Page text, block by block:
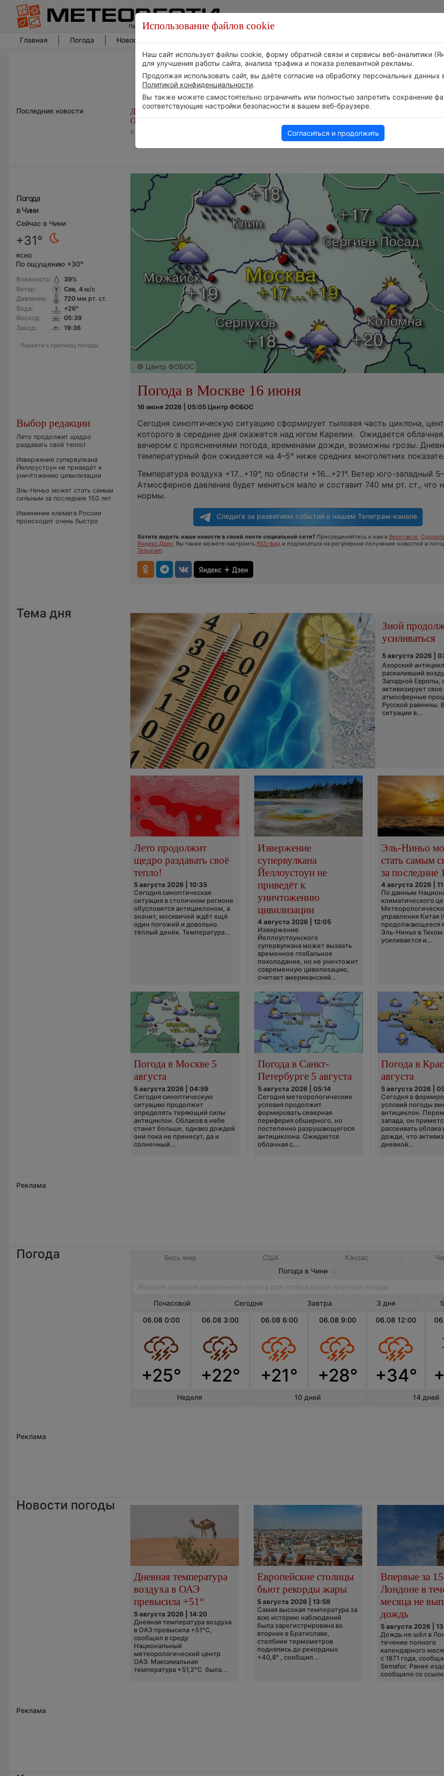
Главная Погода Новости погоды
Последние новости
Дневная температура воздуха в
ОАЭ превысила +51°
5 августа 2026 | 17:20
Европейские столицы бьют
рекорды жары
5 августа 2026 | 16:59
в течение месяца
5 августа 2026 | 16:41
Погода
в Чини
Сейчас в Чини
+31°
ясно
По ощущению +30°
Влажность:
Ветер:
Давление:
Вода:
Восход:
Заход:
39%
Сев, 4м/с
720мм рт. ст.
+26°
05:39
19:36
Перейти к прогнозу погоды
Выбор редакции
Лето продолжит щедро
раздавать своё тепло!
Извержение супервулкана
Йеллоустоун не приведёт к
уничтожению цивилизации
Эль-Ниньо может стать самым
сильным за последние 150 лет
Изменение климата России
происходит очень быстро
© Центр ФОБОС
Погода в Москве 16 июня
16 июня 2026 | 05:05 Центр ФОБОС
Сегодня синоптическую ситуацию сформирует тыловая часть циклона,
которого в середине дня окажется над югом Карелии. Ожидается
вечером с прояснениями погода, временами дожди, возможны грозы.
температурный фон ожидается на 4–5° ниже средних многолетних
Температура воздуха +17…+19°, по области +16…+21°. Ветер юго-западный
Атмосферное давление будет меняться мало и составит 740 мм рт. ст., что
нормы.
Следите за развитием событий в нашем Телеграм-канале
Хотите видеть наши новости в своей ленте социальной сети?Присоединяйтесь к нам в Вконтакте
Яндекс.Дзен. Вы также можете настроить RSS-фид и подписаться на регулярное получение новостей и
Telegram.
Тема дня
Зной
усиливаться
5 августа 2026 |
Азорский
раскаливший
Западной Европы,
активизирует
атмосферные
Русской равнины.
ситуации в...
Лето продолжит
щедро раздавать своё
тепло!
5 августа 2026 | 10:35
Сегодня синоптическая
ситуация в столичном регионе
обусловится антициклоном, а
значит, москвичей ждёт ещё
один погожий и довольно
тёплый денёк. Температура...
Извержение
супервулкана
Йеллоустоун не
приведёт к
уничтожению
цивилизации
4 августа 2026 | 12:05
Извержение
Йеллоустоунского
супервулкана может вызвать
временное глобальное
похолодание, но не уничтожит
современную цивилизацию,
считает американский...
Эль-Ниньо
стать самым
за последние
4 августа 2026 |
По данным
климатического
управления Китая
продолжающееся
Эль-Ниньо в Тихом
усиливается и...
Погода в Москве 5
августа
5 августа 2026 | 04:59
Сегодня синоптическую
ситуацию продолжит
определять теряющий силы
антициклон. Облаков в небе
станет больше, однако дождей
они пока не принесут, да и
солнечный...
Погода в Санкт-
Петербурге 5 августа
5 августа 2026 | 05:14
Сегодня метеорологические
условия продолжит
формировать северная
периферия обширного, но
постепенно разрушающегося
антициклона. Ожидается
облачная с...
Погода в
августа
5 августа 2026 |
Сегодня в
условий погоды
антициклон.
запада, он
рассеивать облака
дожди, что
дневной...
Реклама
Погода Весь мир США Канзас
Погода в Чини
Почасовой Сегодня Завтра 3 дня
06.08 0:00
+25°
06.08 3:00
+22°
06.08 6:00
+21°
06.08 9:00
+28°
06.08 12:00
+34°
Неделя 10 дней 14 дней
Реклама
Новости погоды
Дневная температура
воздуха в ОАЭ
превысила +51°
5 августа 2026 | 14:20
Дневная температура воздуха
в ОАЭ превысила +51°C,
сообщил в среду
Национальный
метеорологический центр
ОАЭ. Максимальная
температура +51,2°C была...
Европейские столицы
бьют рекорды жары
5 августа 2026 | 13:59
Самая высокая температура за
всю историю наблюдений
была зарегистрирована во
вторник в Братиславе,
столбики термометров
поднялись до рекордных
+40,8° , сообщил...
Впервые за
Лондоне в
месяца не
дождь
5 августа 2026 |
Дождь не шёл в
течение полного
календарного
с 1871 года,
Semafor. Ранее
сообщило со
Реклама
Использование файлов cookie
Наш сайт использует файлы cookie, форму обратной связи и сервисы веб-аналитики
для улучшения работы сайта, анализа трафика и показа релевантной рекламы.
Продолжая использовать сайт, вы даёте согласие на обработку персональных данных
Политикой конфиденциальности.
Вы также можете самостоятельно ограничить или полностью запретить сохранение
соответствующие настройки безопасности в вашем веб-браузере.
Согласиться и продолжить